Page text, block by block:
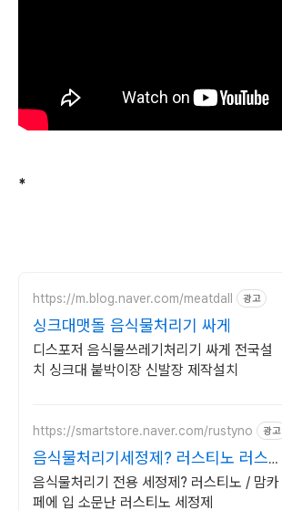
*
https://m.blog.naver.com/meatdall 광고
싱크대맷돌 음식물처리기 싸게
디스포저 음식물쓰레기처리기 싸게 전국설
치 싱크대 붙박이장 신발장 제작설치
https://smartstore.naver.com/rustyno 광고
음식물처리기세정제? 러스티노 러스티
노 음식물처리기 세정제
음식물처리기 전용 세정제? 러스티노 / 맘카
페에 입 소문난 러스티노 세정제